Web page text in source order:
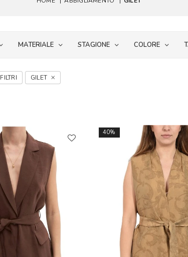
MATERIALE STAGIONE COLORE
GILET
40%